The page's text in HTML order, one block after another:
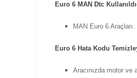
Euro 6 MAN Dtc
MAN Euro 6 Araçları.
Euro 6 Hata Kodu
Aracınızda motor ve